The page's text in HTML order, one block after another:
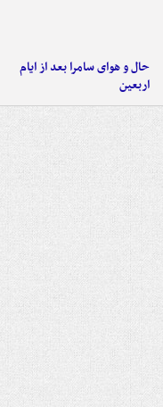
حال و هوای سامرا بعد از ایام
اربعین